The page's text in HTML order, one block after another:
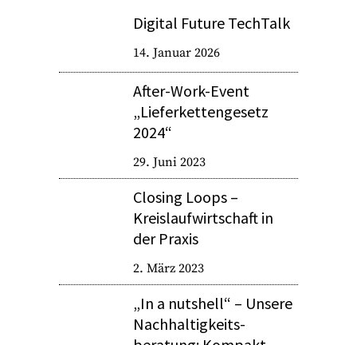
Digital Future TechTalk
14. Januar 2026
After-Work-Event
„Lieferkettengesetz
2024“
29. Juni 2023
Closing Loops –
Kreislaufwirtschaft in
der Praxis
2. März 2023
„In a nutshell“ – Unsere
Nachhaltigkeits­